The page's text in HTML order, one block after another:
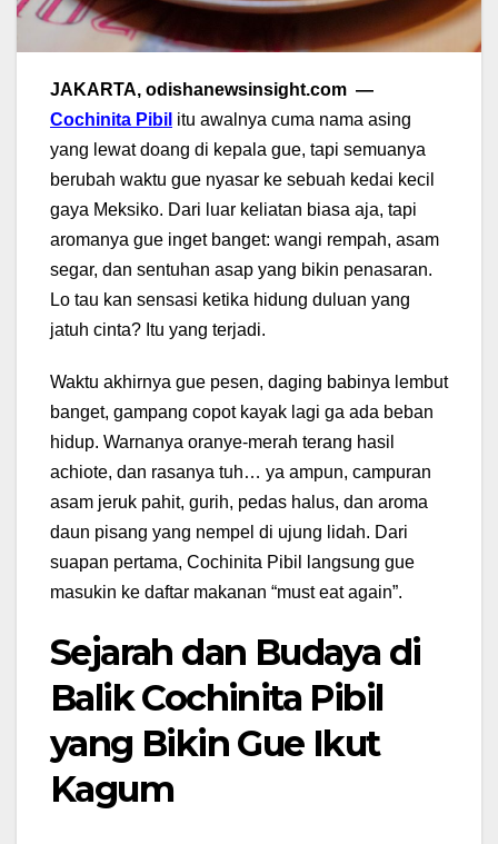
JAKARTA, odishanewsinsight.com —
Cochinita Pibil itu awalnya cuma nama asing
yang lewat doang di kepala gue, tapi semuanya
berubah waktu gue nyasar ke sebuah kedai kecil
gaya Meksiko. Dari luar keliatan biasa aja, tapi
aromanya gue inget banget: wangi rempah, asam
segar, dan sentuhan asap yang bikin penasaran.
Lo tau kan sensasi ketika hidung duluan yang
jatuh cinta? Itu yang terjadi.
Waktu akhirnya gue pesen, daging babinya lembut
banget, gampang copot kayak lagi ga ada beban
hidup. Warnanya oranye-merah terang hasil
achiote, dan rasanya tuh… ya ampun, campuran
asam jeruk pahit, gurih, pedas halus, dan aroma
daun pisang yang nempel di ujung lidah. Dari
suapan pertama, Cochinita Pibil langsung gue
masukin ke daftar makanan “must eat again”.
Sejarah dan Budaya di
Balik Cochinita Pibil
yang Bikin Gue Ikut
Kagum